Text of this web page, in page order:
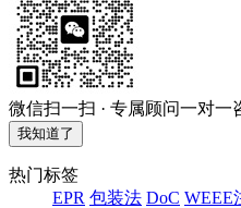
微信扫一扫 · 专属顾问一对一
我知道了
热门标签
EPR 包装法 DoC WEEE